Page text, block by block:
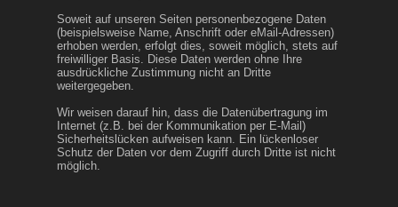
Soweit auf unseren Seiten personenbezogene Daten
(beispielsweise Name, Anschrift oder eMail-Adressen)
erhoben werden, erfolgt dies, soweit möglich, stets auf
freiwilliger Basis. Diese Daten werden ohne Ihre
ausdrückliche Zustimmung nicht an Dritte
weitergegeben.
Wir weisen darauf hin, dass die Datenübertragung im
Internet (z.B. bei der Kommunikation per E-Mail)
Sicherheitslücken aufweisen kann. Ein lückenloser
Schutz der Daten vor dem Zugriff durch Dritte ist nicht
möglich.